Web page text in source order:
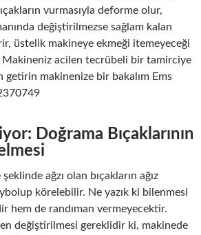
vurmasıyla deforme olur,
değiştirilmezse sağlam kalan
üstelik makineye ekmeği itemeyeceği
Makineniz acilen tecrübeli bir tamirciye
makinenize bir bakalım Ems
Doğrama Bıçaklarının
ağzı olan bıçakların ağız
körelebilir. Ne yazık ki bilenmesi
hem de randıman vermeyecektir.
değiştirilmesi gereklidir ki, makinede